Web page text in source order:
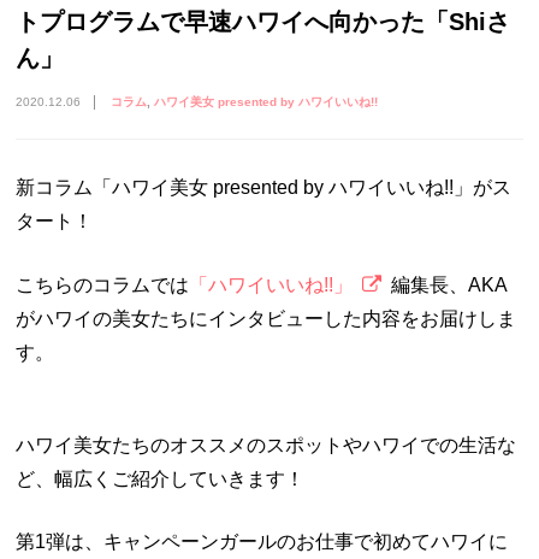
トプログラムで早速ハワイへ向かった「Shiさ
ん」
2020.12.06 コラム ハワイ美女 presented by ハワイいいね!!
新コラム「ハワイ美女 presented by ハワイいいね!!」がス
タート！
こちらのコラムでは 「ハワイいいね!!」
編集長、AKA
がハワイの美女たちにインタビューした内容をお届けしま
す。
ハワイ美女たちのオススメのスポットやハワイでの生活な
ど、幅広くご紹介していきます！
第1弾は、キャンペーンガールのお仕事で初めてハワイに